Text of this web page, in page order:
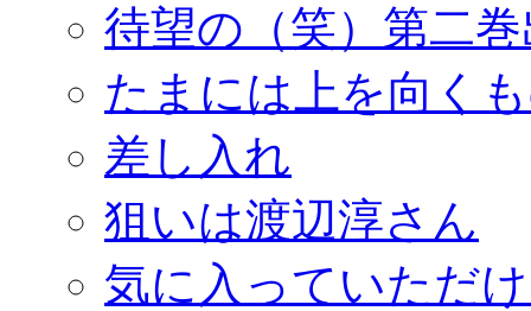
待望の（笑）第二
たまには上を向く
差し入れ
狙いは渡辺淳さん
気に入っていただ